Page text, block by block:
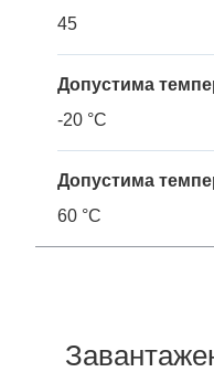
45
Допустима
-20 °C
Допустима
60 °C